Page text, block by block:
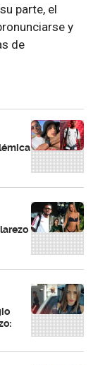
parte, el
y
de